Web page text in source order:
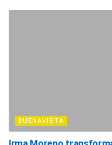
BUENAVISTA